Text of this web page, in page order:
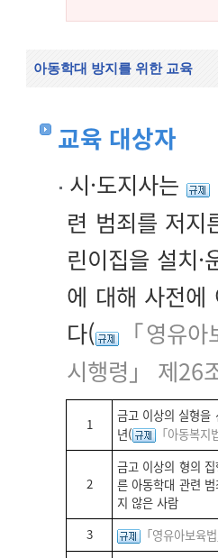
아동학대 방지를 위한 교육
교육 대상자
시·도지사는
련 범죄를 저지
린이집을 설치
에 대해 사전에
다(
「영유
시행령」 제26
1
금고 이상의 실형을
년(
「아동복
2
금고 이상의 형의
른 아동학대 관련
지 않은 사람
3
「영유아보육